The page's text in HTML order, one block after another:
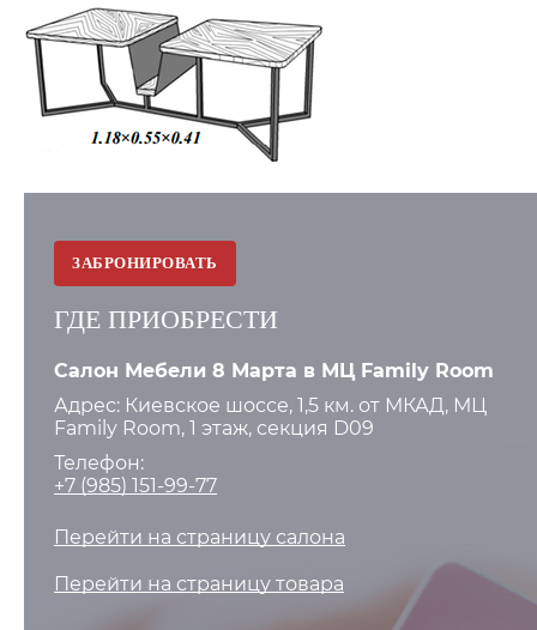
ЗАБРОНИРОВАТЬ
ГДЕ ПРИОБРЕСТИ
Салон Мебели 8 Марта в МЦ Family Room
Адрес: Киевское шоссе, 1,5 км. от МКАД, МЦ
Family Room, 1 этаж, секция D09
Телефон:
+7 (985) 151-99-77
Перейти на страницу салона
Перейти на страницу товара